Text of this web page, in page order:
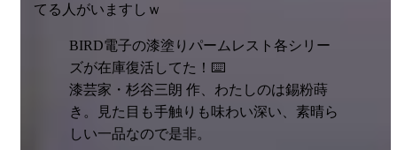
てる人がいますしｗ
BIRD電子の漆塗りパームレスト各シリー
ズが在庫復活してた！⌨️
漆芸家・杉谷三朗 作、わたしのは錫粉蒔
き。見た目も手触りも味わい深い、素晴ら
しい一品なので是非。